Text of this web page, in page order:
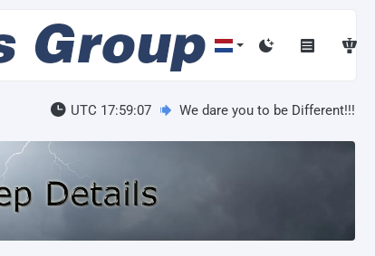
UTC 17:59:07 We dare you to be Different!!!